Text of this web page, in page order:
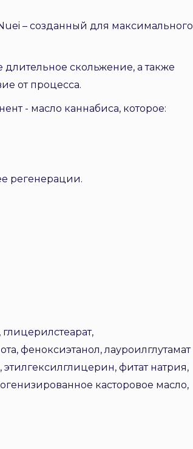
– созданный для максимального
скольжение, а также
от процесса.
- масло каннабиса, которое:
регенерации.
феноксиэтанол, лауроилглутамат
фитат натрия,
касторовое масло,